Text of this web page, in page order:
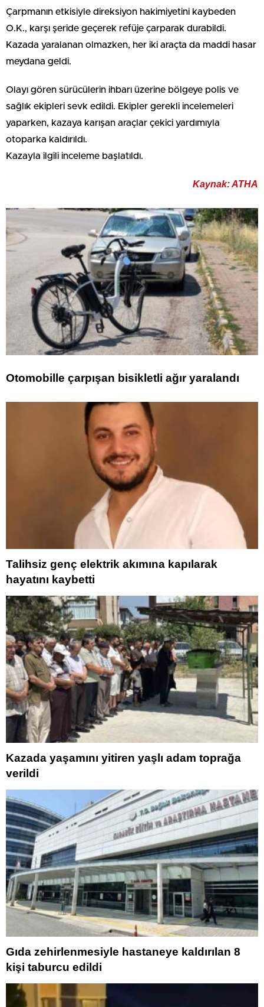
Çarpmanın etkisiyle direksiyon hakimiyetini kaybeden
O.K., karşı şeride geçerek refüje çarparak durabildi.
Kazada yaralanan olmazken, her iki araçta da maddi hasar
meydana geldi.
Olayı gören sürücülerin ihbarı üzerine bölgeye polis ve
sağlık ekipleri sevk edildi. Ekipler gerekli incelemeleri
yaparken, kazaya karışan araçlar çekici yardımıyla
otoparka kaldırıldı.
Kazayla ilgili inceleme başlatıldı.
Kaynak: ATHA
Otomobille çarpışan bisikletli ağır yaralandı
Talihsiz genç elektrik akımına kapılarak
hayatını kaybetti
Kazada yaşamını yitiren yaşlı adam toprağa
verildi
Gıda zehirlenmesiyle hastaneye kaldırılan 8
kişi taburcu edildi